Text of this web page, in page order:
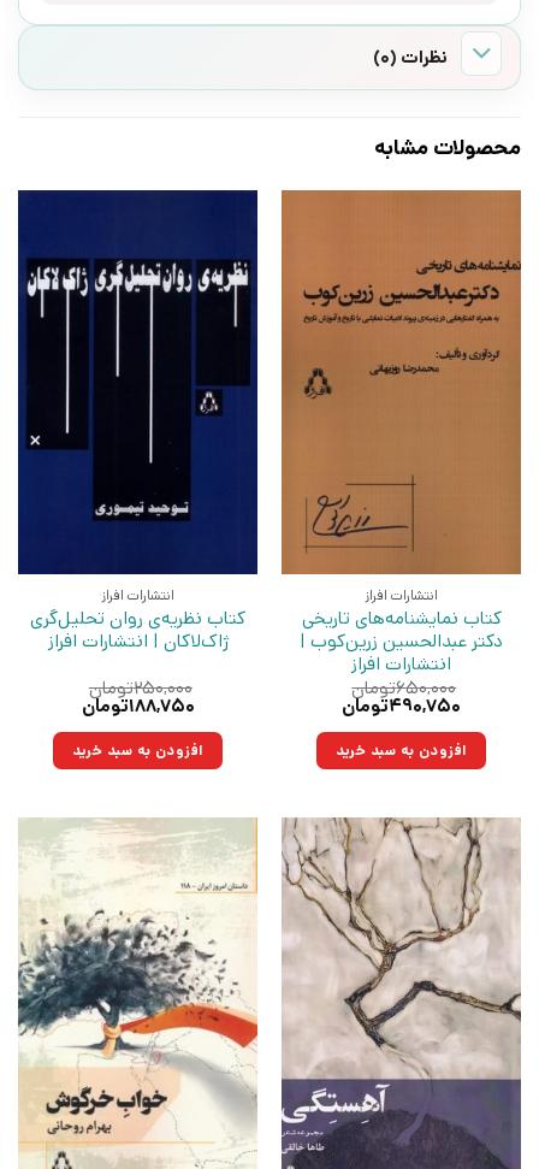
نظرات (0)
محصولات مشابه
انتشارات افراز
کتاب نمایشنامه‌های تاریخی
دکتر عبدالحسین زرین‌کوب |
انتشارات افراز
۶۵۰,۰۰۰تومان
قیمت
۶۵۰,۰۰۰تومان
بود.
۴۹۰,۷۵۰تومان
۴۹۰,۷۵۰تومان.افزودن به سبد خرید
انتشارات افراز
کتاب نظریه‌ی روان‌ تحلیل‌‌گری
ژاک‌لاکان | انتشارات افراز
۲۵۰,۰۰۰تومان
قیمت
۲۵۰,۰۰۰تومان
بود.
۱۸۸,۷۵۰تومان
۱۸۸,۷۵۰تومان.افزودن به سبد خرید